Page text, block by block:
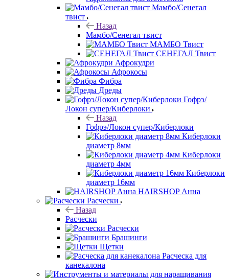
Мамбо/Сенегал
твист
Назад
Мамбо/Сенегал твист
МАМБО Твист
СЕНЕГАЛ Твист
Афрокудри
Афрокосы
Фибра
Дреды
Гофрэ/
Локон супер/Киберлоки
Назад
Гофрэ/Локон супер/Киберлоки
Киберлоки
диаметр 8мм
Киберлоки
диаметр 4мм
Киберлоки
диаметр 16мм
HAIRSHOP Анна
Расчески
Назад
Расчески
Расчески
Брашинги
Щетки
Расческа для
канекалона